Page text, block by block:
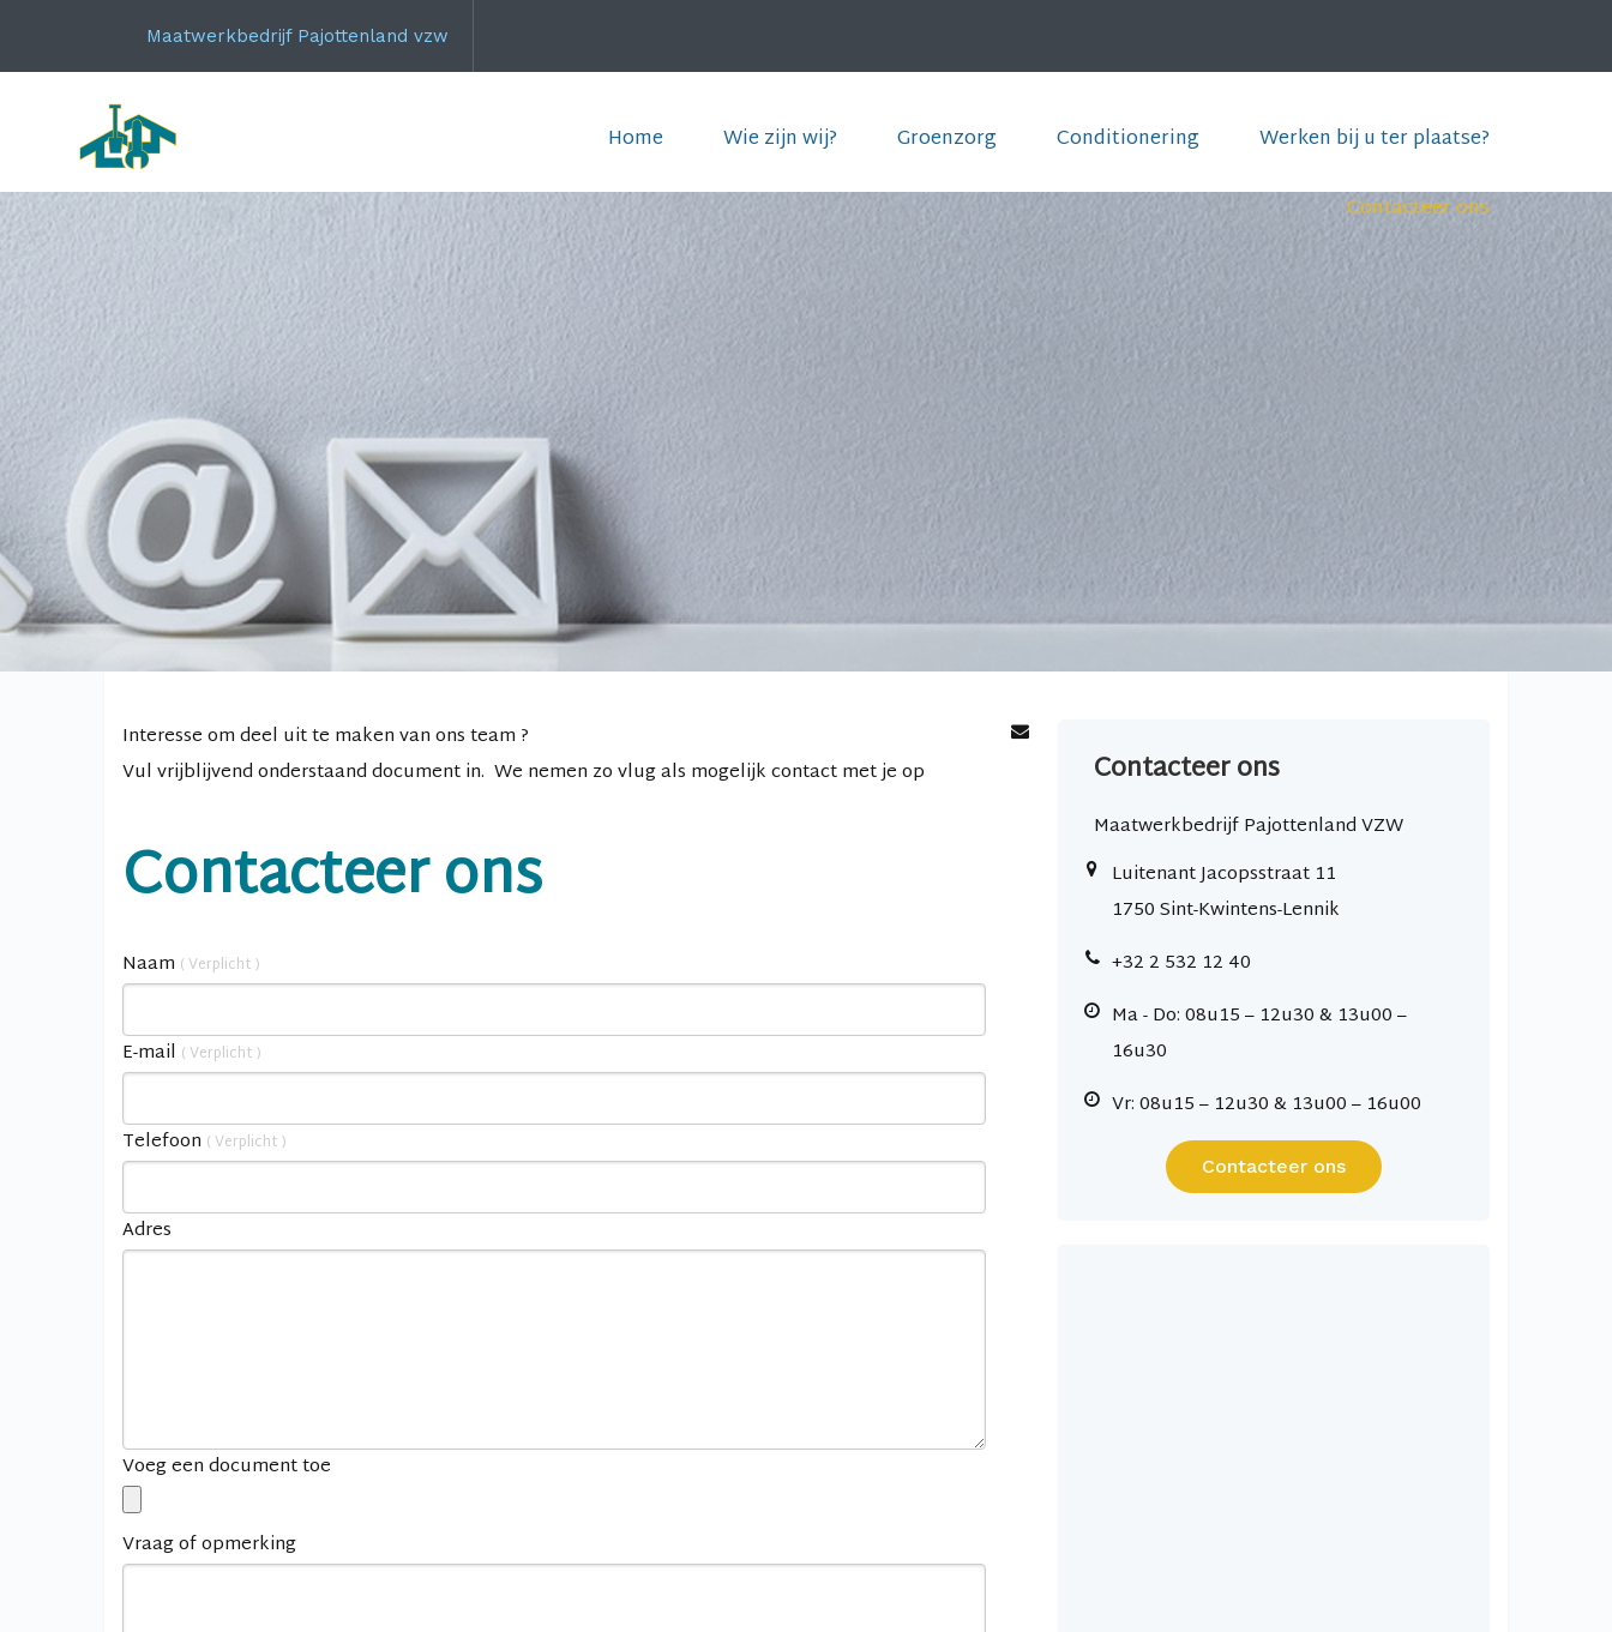
Maatwerkbedrijf Pajottenland vzw
Home Wie zijn wij? Groenzorg Conditionering
Werken bij u ter plaatse?
Contacteer ons
Interesse om deel uit te maken van ons team ?
Vul vrijblijvend onderstaand document in. We nemen zo vlug als mogelijk contact met je op
Contacteer ons
Naam ( Verplicht )
E-mail ( Verplicht )
Telefoon ( Verplicht )
Adres
Voeg een document toe
Vraag of opmerking
Contacteer ons
Maatwerkbedrijf Pajottenland VZW
Luitenant Jacopsstraat 11
1750 Sint-Kwintens-Lennik
+32 2 532 12 40
Ma - Do: 08u15 – 12u30 & 13u00 –
16u30
Vr: 08u15 – 12u30 & 13u00 – 16u00
Contacteer ons